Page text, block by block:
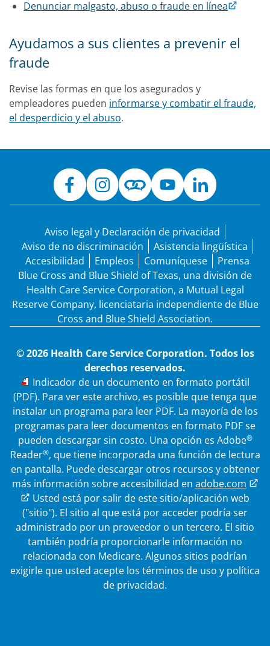
Denunciar malgasto, abuso o fraude en línea
Ayudamos a sus clientes a prevenir el
fraude
Revise las formas en que los asegurados y
empleadores pueden informarse y combatir el fraude,
el desperdicio y el abuso.
Aviso legal y Declaración de privacidad
Aviso de no discriminación
Asistencia lingüística
Accesibilidad
Empleos Comuníquese
Prensa
Blue Cross and Blue Shield of Texas, una división de
Health Care Service Corporation, a Mutual Legal
Reserve Company, licenciataria independiente de Blue
Cross and Blue Shield Association.
© 2026 Health Care Service Corporation. Todos los
derechos reservados.
PDF
Indicador de un documento en formato portátil
(PDF). Para ver este archivo, es posible que tenga que
instalar un programa para leer PDF. La mayoría de los
programas para leer documentos en formato PDF se
pueden descargar sin costo. Una opción es Adobe®
Reader®, que tiene incorporada una función de lectura
en pantalla. Puede descargar otros recursos y obtener
más información sobre accesibilidad en adobe.com
Enlace externo
Usted está por salir de este sitio/aplicación web
("sitio"). El sitio al que está por acceder podría ser
administrado por un proveedor o un tercero. El sitio
también podría proporcionarle información no
relacionada con Medicare. Algunos sitios podrían
exigirle que usted acepte los términos de uso y política
de privacidad.